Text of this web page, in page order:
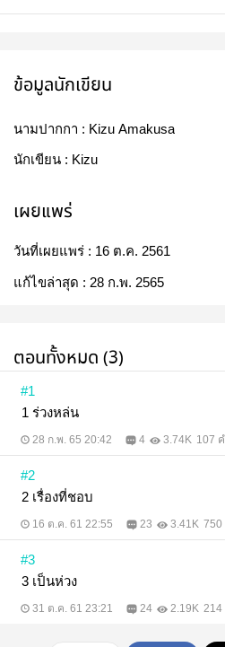
ข้อมูลนักเขียน
นามปากกา : Kizu Amakusa
นักเขียน : Kizu
เผยแพร่
วันที่เผยแพร่ : 16 ต.ค. 2561
แก้ไขล่าสุด : 28 ก.พ. 2565
ตอนทั้งหมด (3)
#1
1 ร่วงหล่น
28 ก.พ. 65 20:42 4 3.74K 107
#2
2 เรื่องที่ชอบ
16 ต.ค. 61 22:55 23 3.41K 750
#3
3 เป็นห่วง
31 ต.ค. 61 23:21 24 2.19K 214